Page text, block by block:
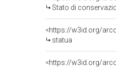
Stato di
<https://w3id.org/
statua
<https://w3id.org/